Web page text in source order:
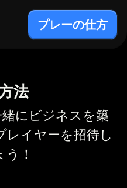
プレーの仕方
法
にビジネスを築
レイヤーを招待し
！